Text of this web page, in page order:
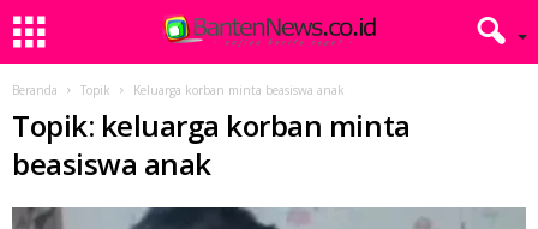
Beranda Topik Keluarga korban minta beasiswa anak
Topik: keluarga korban minta
beasiswa anak